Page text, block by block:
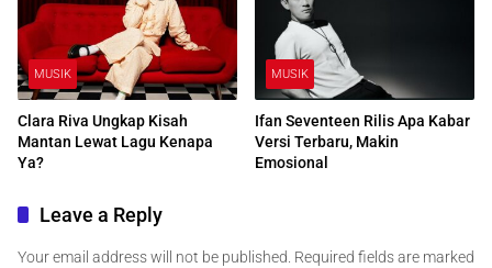
MUSIK
Clara Riva Ungkap Kisah
Mantan Lewat Lagu Kenapa
Ya?
MUSIK
Ifan Seventeen Rilis Apa Kabar
Versi Terbaru, Makin
Emosional
Leave a Reply
Your email address will not be published. Required fields are marked